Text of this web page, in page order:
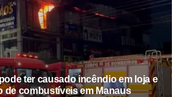
ter causado incêndio em loja e
de combustíveis em Manaus